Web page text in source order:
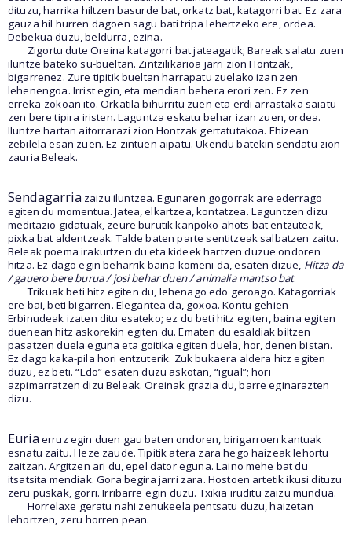
dituzu, harrika hiltzen basurde bat, orkatz bat, katagorri bat. Ez zara
gauza hil hurren dagoen sagu bati tripa lehertzeko ere, ordea.
Debekua duzu, beldurra, ezina.
Zigortu dute Oreina katagorri bat jateagatik; Bareak salatu zuen
iluntze bateko su-bueltan. Zintzilikarioa jarri zion Hontzak,
bigarrenez. Zure tipitik bueltan harrapatu zuelako izan zen
lehenengoa. Irrist egin, eta mendian behera erori zen. Ez zen
erreka-zokoan ito. Orkatila bihurritu zuen eta erdi arrastaka saiatu
zen bere tipira iristen. Laguntza eskatu behar izan zuen, ordea.
Iluntze hartan aitorrarazi zion Hontzak gertatutakoa. Ehizean
zebilela esan zuen. Ez zintuen aipatu. Ukendu batekin sendatu zion
zauria Beleak.
Sendagarria zaizu iluntzea. Egunaren gogorrak are ederrago
egiten du momentua. Jatea, elkartzea, kontatzea. Laguntzen dizu
meditazio gidatuak, zeure burutik kanpoko ahots bat entzuteak,
pixka bat aldentzeak. Talde baten parte sentitzeak salbatzen zaitu.
Beleak poema irakurtzen du eta kideek hartzen duzue ondoren
hitza. Ez dago egin beharrik baina komeni da, esaten dizue, Hitza da
/ gauero bere burua / josi behar duen / animalia mantso bat.
Trikuak beti hitz egiten du, lehenago edo geroago. Katagorriak
ere bai, beti bigarren. Elegantea da, goxoa. Kontu gehien
Erbinudeak izaten ditu esateko; ez du beti hitz egiten, baina egiten
duenean hitz askorekin egiten du. Ematen du esaldiak biltzen
pasatzen duela eguna eta goitika egiten duela, hor, denen bistan.
Ez dago kaka-pila hori entzuterik. Zuk bukaera aldera hitz egiten
duzu, ez beti. “Edo” esaten duzu askotan, “igual”; hori
azpimarratzen dizu Beleak. Oreinak grazia du, barre eginarazten
dizu.
Euria erruz egin duen gau baten ondoren, birigarroen kantuak
esnatu zaitu. Heze zaude. Tipitik atera zara hego haizeak lehortu
zaitzan. Argitzen ari du, epel dator eguna. Laino mehe bat du
itsatsita mendiak. Gora begira jarri zara. Hostoen artetik ikusi dituzu
zeru puskak, gorri. Irribarre egin duzu. Txikia iruditu zaizu mundua.
Horrelaxe geratu nahi zenukeela pentsatu duzu, haizetan
lehortzen, zeru horren pean.